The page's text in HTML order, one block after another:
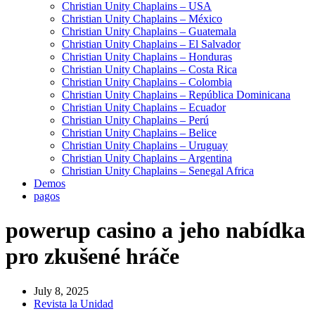
Christian Unity Chaplains – USA
Christian Unity Chaplains – México
Christian Unity Chaplains – Guatemala
Christian Unity Chaplains – El Salvador
Christian Unity Chaplains – Honduras
Christian Unity Chaplains – Costa Rica
Christian Unity Chaplains – Colombia
Christian Unity Chaplains – República Dominicana
Christian Unity Chaplains – Ecuador
Christian Unity Chaplains – Perú
Christian Unity Chaplains – Belice
Christian Unity Chaplains – Uruguay
Christian Unity Chaplains – Argentina
Christian Unity Chaplains – Senegal Africa
Demos
pagos
powerup casino a jeho nabídka
pro zkušené hráče
July 8, 2025
Revista la Unidad